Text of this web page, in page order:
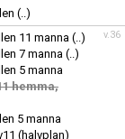
(..)
v.36
11 manna (..)
7 manna (..)
5 manna
hemma,
5 manna
(halvplan)